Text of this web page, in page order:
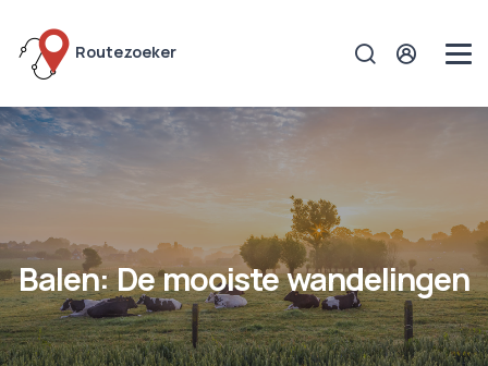
Routezoeker
Balen: De mooiste wandelingen